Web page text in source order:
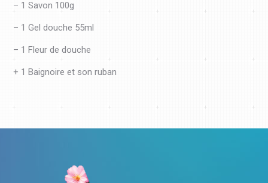
– 1 Savon 100g
– 1 Gel douche 55ml
– 1 Fleur de douche
+ 1 Baignoire et son ruban